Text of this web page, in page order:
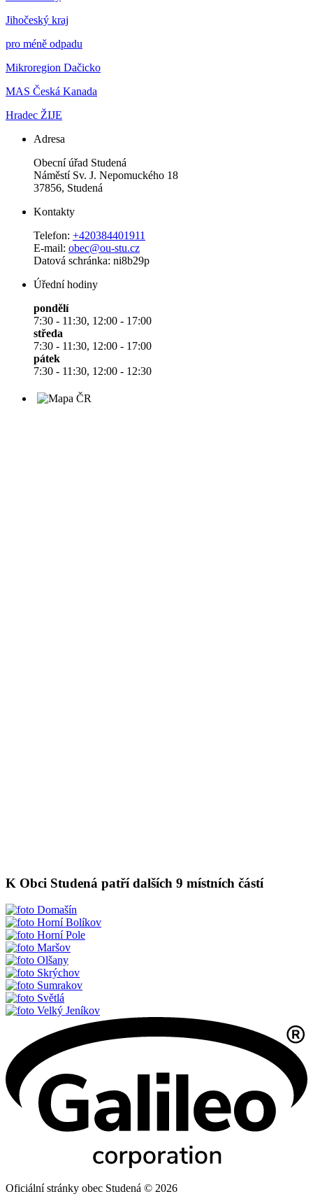
Jihočeský kraj
pro méně odpadu
Mikroregion Dačicko
MAS Česká Kanada
Hradec ŽIJE
Adresa
Obecní úřad Studená
Náměstí Sv. J. Nepomuckého 18
37856, Studená
Kontakty
Telefon: +420384401911
E-mail: obec@ou-stu.cz
Datová schránka: ni8b29p
Úřední hodiny
pondělí
7:30 - 11:30, 12:00 - 17:00
středa
7:30 - 11:30, 12:00 - 17:00
pátek
7:30 - 11:30, 12:00 - 12:30
K Obci Studená patří dalších 9 místních částí
Domašín
Horní Bolíkov
Horní Pole
Maršov
Olšany
Skrýchov
Sumrakov
Světlá
Velký Jeníkov
Oficiální stránky obec Studená © 2026